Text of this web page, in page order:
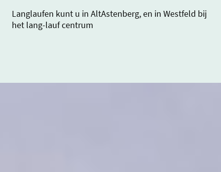
Langlaufen kunt u in AltAstenberg, en in Westfeld bij
het lang-lauf centrum